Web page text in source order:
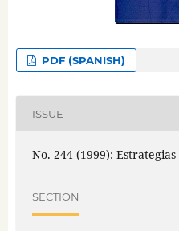
PDF (SPANISH)
ISSUE
No. 244 (1999):
SECTION